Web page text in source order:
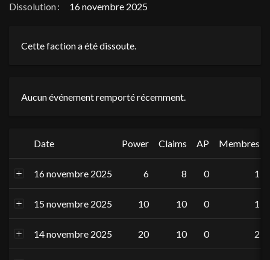
Dissolution :
16 novembre 2025
Cette faction a été dissoute.
Aucun événement remporté récemment.
Date Power Claims AP Membres
16 novembre 2025 6 8 0 1
15 novembre 2025 10 10 0 1
14 novembre 2025 20 10 0 2